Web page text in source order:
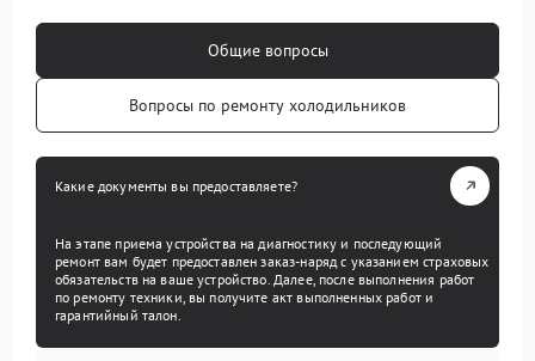
Общие вопросы
Вопросы по ремонту холодильников
Какие документы вы предоставляете?
На этапе приема устройства на диагностику и последующий
ремонт вам будет предоставлен заказ-наряд с указанием страховых
обязательств на ваше устройство. Далее, после выполнения работ
по ремонту техники, вы получите акт выполненных работ и
гарантийный талон.